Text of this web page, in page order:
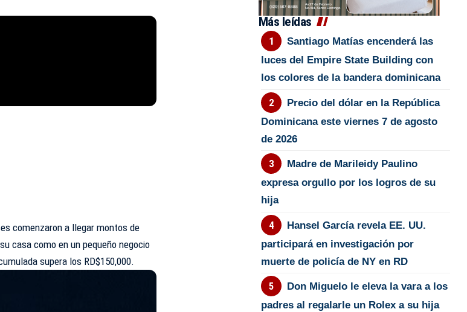
comenzaron a llegar montos de
casa como en un pequeño negocio
supera los RD$150,000.
Más leídas
Santiago Matías encenderá las
luces del Empire State Building con
los colores de la bandera dominicana
Precio del dólar en la República
Dominicana este viernes 7 de agosto
de 2026
Madre de Marileidy Paulino
expresa orgullo por los logros de su
hija
Hansel García revela EE. UU.
participará en investigación por
muerte de policía de NY en RD
Don Miguelo le eleva la vara a los
padres al regalarle un Rolex a su hija